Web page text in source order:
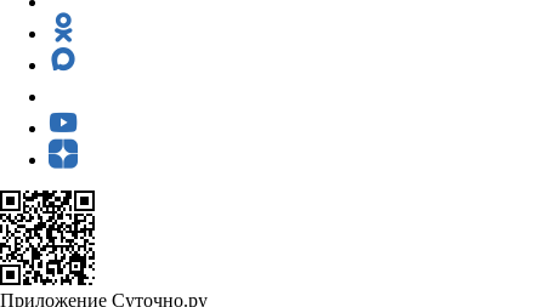
Приложение Суточно.ру